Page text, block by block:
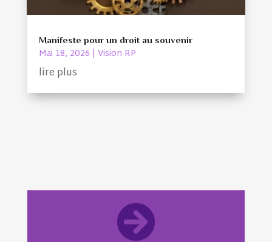
Manifeste pour un droit au souvenir
Mai 18, 2026 | Vision RP
lire plus
